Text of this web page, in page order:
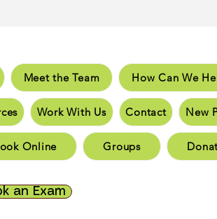
Meet the Team How Can We Help?
Resources Work With Us New Page
New Page New Page
New Page
Meet the Team How Can We
Work With Us Contact New
Online Groups
an Exam